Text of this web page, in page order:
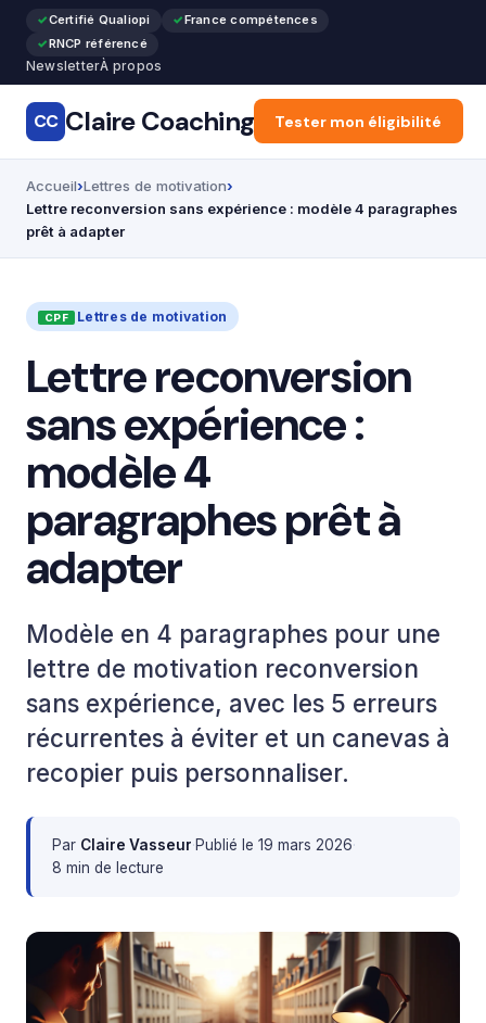
Certifié Qualiopi
France compétences
RNCP référencé
NewsletterÀ propos
CC Claire Coaching Accueil Reconversion
Tester mon éligibilité
Accueil Lettres de motivation
Lettre reconversion sans expérience : modèle 4 paragraphes
prêt à adapter
Lettres de motivation
Lettre reconversion
sans expérience :
modèle 4
paragraphes prêt à
adapter
Modèle en 4 paragraphes pour une
lettre de motivation reconversion
sans expérience, avec les 5 erreurs
récurrentes à éviter et un canevas à
recopier puis personnaliser.
Par Claire Vasseur·Publié le 19 mars 2026·
8 min de lecture